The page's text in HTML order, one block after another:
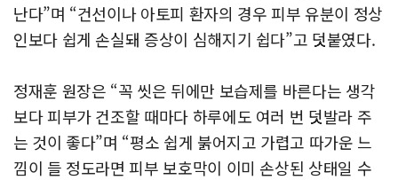
난다”며 “건선이나 아토피 환자의 경우 피부 유분이 정상
인보다 쉽게 손실돼 증상이 심해지기 쉽다”고 덧붙였다.
정재훈 원장은 “꼭 씻은 뒤에만 보습제를 바른다는 생각
보다 피부가 건조할 때마다 하루에도 여러 번 덧발라 주
는 것이 좋다”며 “평소 쉽게 붉어지고 가렵고 따가운 느
낌이 들 정도라면 피부 보호막이 이미 손상된 상태일 수